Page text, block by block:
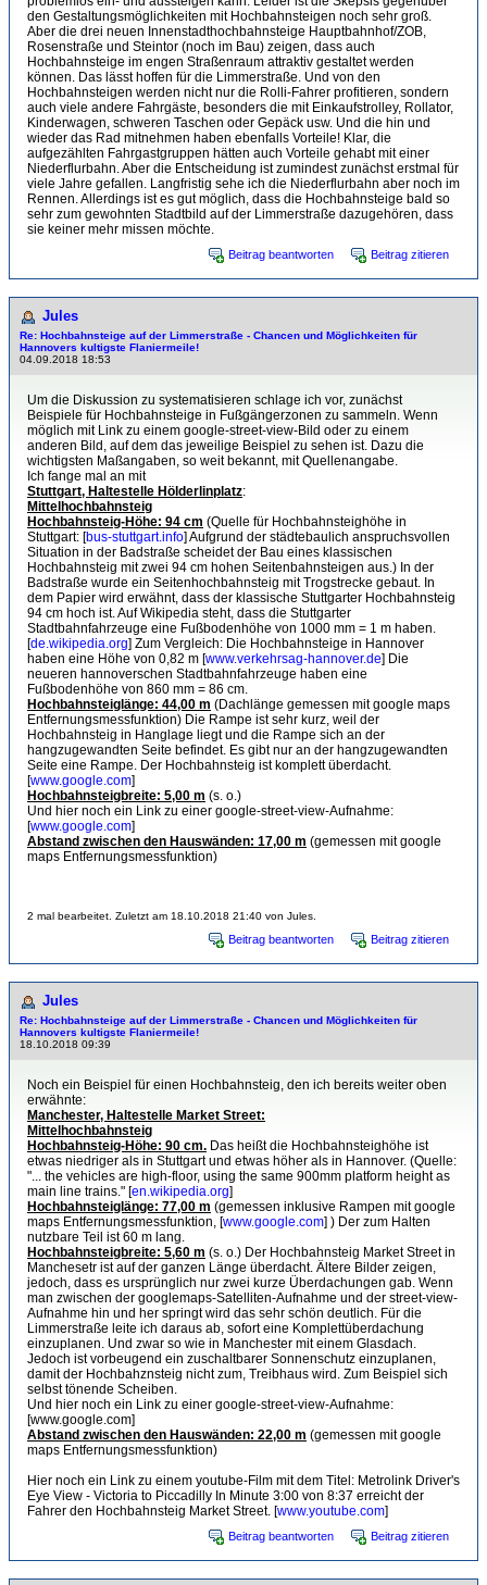
den Gestaltungsmöglichkeiten mit Hochbahnsteigen noch sehr groß.
Aber die drei neuen Innenstadthochbahnsteige Hauptbahnhof/ZOB,
Rosenstraße und Steintor (noch im Bau) zeigen, dass auch
Hochbahnsteige im engen Straßenraum attraktiv gestaltet werden
können. Das lässt hoffen für die Limmerstraße. Und von den
Hochbahnsteigen werden nicht nur die Rolli-Fahrer profitieren, sondern
auch viele andere Fahrgäste, besonders die mit Einkaufstrolley, Rollator,
Kinderwagen, schweren Taschen oder Gepäck usw. Und die hin und
wieder das Rad mitnehmen haben ebenfalls Vorteile! Klar, die
aufgezählten Fahrgastgruppen hätten auch Vorteile gehabt mit einer
Niederflurbahn. Aber die Entscheidung ist zumindest zunächst erstmal für
viele Jahre gefallen. Langfristig sehe ich die Niederflurbahn aber noch im
Rennen. Allerdings ist es gut möglich, dass die Hochbahnsteige bald so
sehr zum gewohnten Stadtbild auf der Limmerstraße dazugehören, dass
sie keiner mehr missen möchte.
Beitrag beantworten Beitrag zitieren
Jules
Re: Hochbahnsteige auf der Limmerstraße - Chancen und Möglichkeiten für
Hannovers kultigste Flaniermeile!
04.09.2018 18:53
Um die Diskussion zu systematisieren schlage ich vor, zunächst
Beispiele für Hochbahnsteige in Fußgängerzonen zu sammeln. Wenn
möglich mit Link zu einem google-street-view-Bild oder zu einem
anderen Bild, auf dem das jeweilige Beispiel zu sehen ist. Dazu die
wichtigsten Maßangaben, so weit bekannt, mit Quellenangabe.
Ich fange mal an mit
Stuttgart, Haltestelle Hölderlinplatz:
Mittelhochbahnsteig
Hochbahnsteig-Höhe: 94 cm (Quelle für Hochbahnsteighöhe in
Stuttgart: [bus-stuttgart.info] Aufgrund der städtebaulich anspruchsvollen
Situation in der Badstraße scheidet der Bau eines klassischen
Hochbahnsteig mit zwei 94 cm hohen Seitenbahnsteigen aus.) In der
Badstraße wurde ein Seitenhochbahnsteig mit Trogstrecke gebaut. In
dem Papier wird erwähnt, dass der klassische Stuttgarter Hochbahnsteig
94 cm hoch ist. Auf Wikipedia steht, dass die Stuttgarter
Stadtbahnfahrzeuge eine Fußbodenhöhe von 1000 mm = 1 m haben.
[de.wikipedia.org] Zum Vergleich: Die Hochbahnsteige in Hannover
haben eine Höhe von 0,82 m [www.verkehrsag-hannover.de] Die
neueren hannoverschen Stadtbahnfahrzeuge haben eine
Fußbodenhöhe von 860 mm = 86 cm.
Hochbahnsteiglänge: 44,00 m (Dachlänge gemessen mit google maps
Entfernungsmessfunktion) Die Rampe ist sehr kurz, weil der
Hochbahnsteig in Hanglage liegt und die Rampe sich an der
hangzugewandten Seite befindet. Es gibt nur an der hangzugewandten
Seite eine Rampe. Der Hochbahnsteig ist komplett überdacht.
[www.google.com]
Hochbahnsteigbreite: 5,00 m (s. o.)
Und hier noch ein Link zu einer google-street-view-Aufnahme:
[www.google.com]
Abstand zwischen den Hauswänden: 17,00 m (gemessen mit google
maps Entfernungsmessfunktion)
2 mal bearbeitet. Zuletzt am 18.10.2018 21:40 von Jules.
Beitrag beantworten Beitrag zitieren
Jules
Re: Hochbahnsteige auf der Limmerstraße - Chancen und Möglichkeiten für
Hannovers kultigste Flaniermeile!
18.10.2018 09:39
Noch ein Beispiel für einen Hochbahnsteig, den ich bereits weiter oben
erwähnte:
Manchester, Haltestelle Market Street:
Mittelhochbahnsteig
Hochbahnsteig-Höhe: 90 cm. Das heißt die Hochbahnsteighöhe ist
etwas niedriger als in Stuttgart und etwas höher als in Hannover. (Quelle:
"... the vehicles are high-floor, using the same 900mm platform height as
main line trains." [en.wikipedia.org]
Hochbahnsteiglänge: 77,00 m (gemessen inklusive Rampen mit google
maps Entfernungsmessfunktion, [www.google.com] ) Der zum Halten
nutzbare Teil ist 60 m lang.
Hochbahnsteigbreite: 5,60 m (s. o.) Der Hochbahnsteig Market Street in
Manchesetr ist auf der ganzen Länge überdacht. Ältere Bilder zeigen,
jedoch, dass es ursprünglich nur zwei kurze Überdachungen gab. Wenn
man zwischen der googlemaps-Satelliten-Aufnahme und der street-view-
Aufnahme hin und her springt wird das sehr schön deutlich. Für die
Limmerstraße leite ich daraus ab, sofort eine Komplettüberdachung
einzuplanen. Und zwar so wie in Manchester mit einem Glasdach.
Jedoch ist vorbeugend ein zuschaltbarer Sonnenschutz einzuplanen,
damit der Hochbahznsteig nicht zum, Treibhaus wird. Zum Beispiel sich
selbst tönende Scheiben.
Und hier noch ein Link zu einer google-street-view-Aufnahme:
[www.google.com]
Abstand zwischen den Hauswänden: 22,00 m (gemessen mit google
maps Entfernungsmessfunktion)
Hier noch ein Link zu einem youtube-Film mit dem Titel: Metrolink Driver's
Eye View - Victoria to Piccadilly In Minute 3:00 von 8:37 erreicht der
Fahrer den Hochbahnsteig Market Street. [www.youtube.com]
Beitrag beantworten Beitrag zitieren